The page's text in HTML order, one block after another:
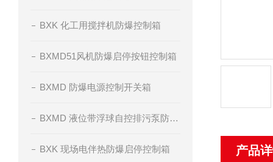
BXK 化工用搅拌机防爆控制箱
BXMD51风机防爆启停按钮控制箱
BXMD 防爆电源控制开关箱
BXMD 液位带浮球自控排污泵防爆控制箱
BXK 现场电伴热防爆启停控制箱 产品